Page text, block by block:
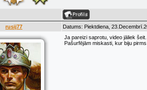
rusij77 Datums: Piektdiena,
Ja pareizi saprotu, video jāliek šeit.
Pašurfējām miskasti, kur biju